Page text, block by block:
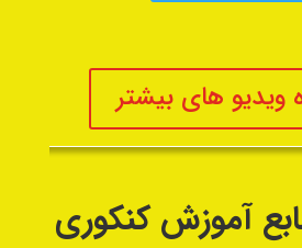
های بیشتر
آموزش کنکوری